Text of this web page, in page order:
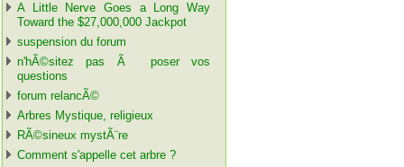
A Little Nerve Goes a Long Way
Toward the $27,000,000 Jackpot
suspension du forum
n'hÃ©sitez pas Ã poser vos
questions
forum relancÃ©
Arbres Mystique, religieux
RÃ©sineux mystÃ¨re
Comment s'appelle cet arbre ?